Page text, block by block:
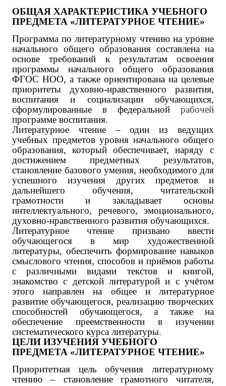
ОБЩАЯ ХАРАКТЕРИСТИКА УЧЕБНОГО
ПРЕДМЕТА «ЛИТЕРАТУРНОЕ ЧТЕНИЕ»
Программа по литературному чтению на уровне
начального общего образования составлена на
основе требований к результатам освоения
программы начального общего образования
ФГОС НОО, а также ориентирована на целевые
приоритеты духовно-нравственного развития,
воспитания и социализации обучающихся,
сформулированные в федеральной рабочей
программе воспитания.
Литературное чтение – один из ведущих
учебных предметов уровня начального общего
образования, который обеспечивает, наряду с
достижением предметных результатов,
становление базового умения, необходимого для
успешного изучения других предметов и
дальнейшего обучения, читательской
грамотности и закладывает основы
интеллектуального, речевого, эмоционального,
духовно-нравственного развития обучающихся.
Литературное чтение призвано ввести
обучающегося в мир художественной
литературы, обеспечить формирование навыков
смыслового чтения, способов и приёмов работы
с различными видами текстов и книгой,
знакомство с детской литературой и с учётом
этого направлен на общее и литературное
развитие обучающегося, реализацию творческих
способностей обучающегося, а также на
обеспечение преемственности в изучении
систематического курса литературы.
ЦЕЛИ ИЗУЧЕНИЯ УЧЕБНОГО
ПРЕДМЕТА «ЛИТЕРАТУРНОЕ ЧТЕНИЕ»
Приоритетная цель обучения литературному
чтению – становление грамотного читателя,